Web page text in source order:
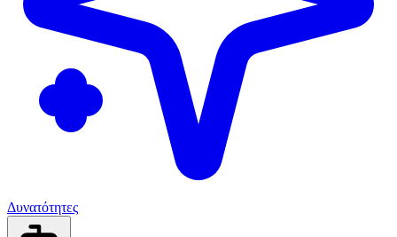
Δυνατότητες